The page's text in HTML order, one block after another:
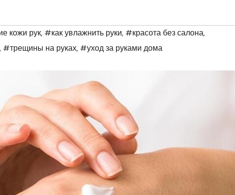
кожи рук, #как увлажнить руки, #красота без салона,
, #трещины на руках, #уход за руками дома